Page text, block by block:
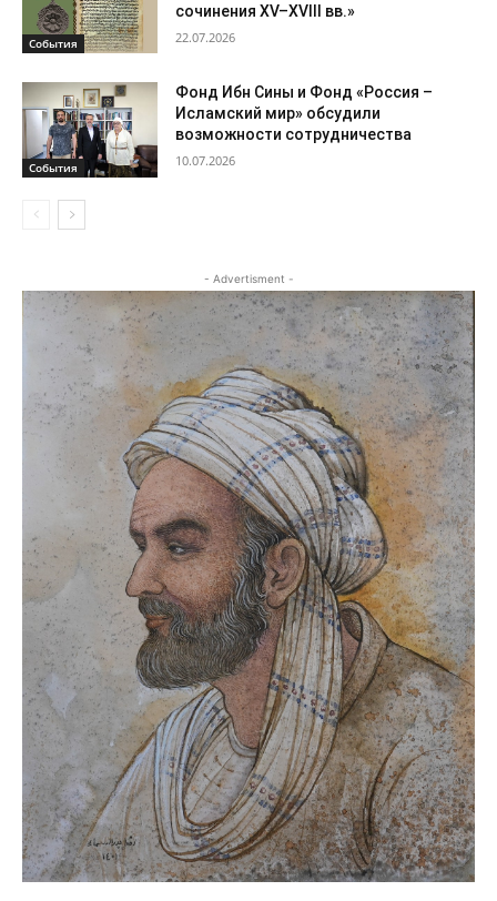
События
сочинения XV–XVIII вв.»
22.07.2026
События
Фонд Ибн Сины и Фонд «Россия –
Исламский мир» обсудили
возможности сотрудничества
10.07.2026
- Advertisment -